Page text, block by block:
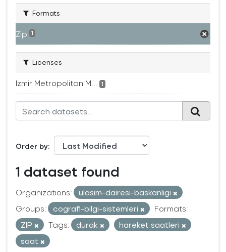
Formats
Zip 1
Licenses
Izmir Metropolitan M... 1
Order by
1 dataset found
Organizations:
ulasim-dairesi-baskanligi
Groups:
cografi-bilgi-sistemleri
Formats:
ZIP
Tags: durak
hareket saatleri
saat